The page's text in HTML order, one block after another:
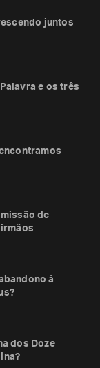
juntos
e os três
missão de
à
dos Doze